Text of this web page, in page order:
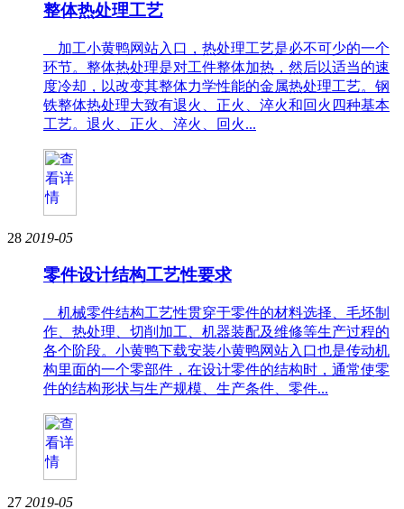
整体热处理工艺
加工小黄鸭网站入口，热处理工艺是必不可少的一个
环节。整体热处理是对工件整体加热，然后以适当的速
度冷却，以改变其整体力学性能的金属热处理工艺。钢
铁整体热处理大致有退火、正火、淬火和回火四种基本
工艺。退火、正火、淬火、回火...
28 2019-05
零件设计结构工艺性要求
机械零件结构工艺性贯穿于零件的材料选择、毛坯制
作、热处理、切削加工、机器装配及维修等生产过程的
各个阶段。小黄鸭下载安装小黄鸭网站入口也是传动机
构里面的一个零部件，在设计零件的结构时，通常使零
件的结构形状与生产规模、生产条件、零件...
27 2019-05